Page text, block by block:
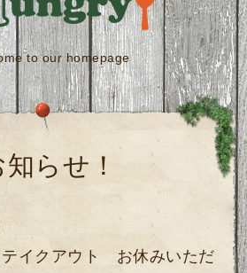
to our homepage
知らせ！
クアウト お休みいただ